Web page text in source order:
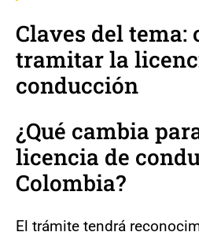
Claves del tema:
tramitar la
conducción
¿Qué cambia
licencia de
Colombia?
El trámite tendrá